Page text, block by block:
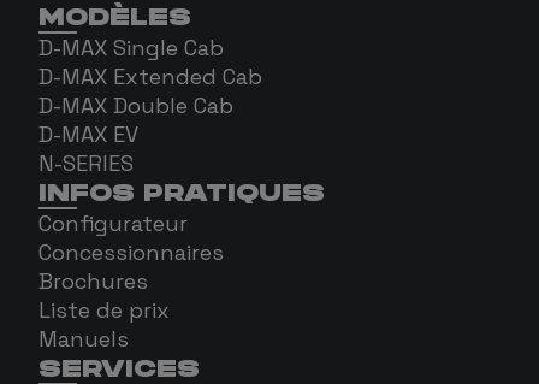
MODÈLES
D-MAX Single Cab
D-MAX Extended Cab
D-MAX Double Cab
D-MAX EV
N-SERIES
INFOS PRATIQUES
Configurateur
Concessionnaires
Brochures
Liste de prix
Manuels
SERVICES